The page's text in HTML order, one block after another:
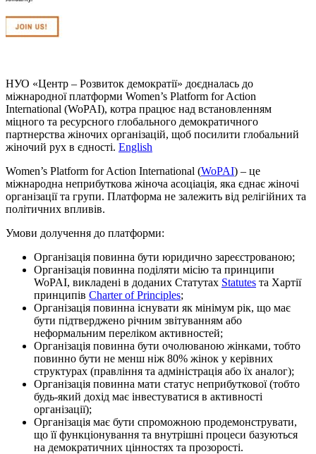
НУО «Центр – Розвиток демократії» доєдналась до
міжнародної платформи Women’s Platform for Action
International (WoPAI), котра працює над встановленням
міцного та ресурсного глобального демократичного
партнерства жіночих організацій, щоб посилити глобальний
жіночий рух в єдності. English
Women’s Platform for Action International (WoPAI) – це
міжнародна неприбуткова жіноча асоціація, яка єднає жіночі
організації та групи. Платформа не залежить від релігійних та
політичних впливів.
Умови долучення до платформи:
Організація повинна бути юридично зареєстрованою;
Організація повинна поділяти місію та принципи
WoPAI, викладені в доданих Статутах Statutes та Хартії
принципів Charter of Principles;
Організація повинна існувати як мінімум рік, що має
бути підтверджено річним звітуванням або
неформальним переліком активностей;
Організація повинна бути очолюваною жінками, тобто
повинно бути не менш ніж 80% жінок у керівних
структурах (правління та адміністрація або їх аналог);
Організація повинна мати статус неприбуткової (тобто
будь-який дохід має інвестуватися в активності
організації);
Організація має бути спроможною продемонструвати,
що її функціонування та внутрішні процеси базуються
на демократичних цінностях та прозорості.